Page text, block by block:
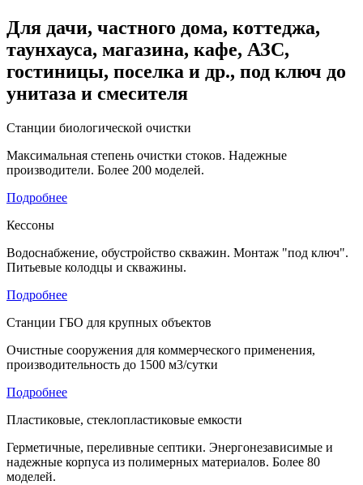
Для дачи, частного дома, коттеджа,
таунхауса, магазина, кафе, АЗС,
гостиницы, поселка и др., под ключ до
унитаза и смесителя
Станции биологической очистки
Максимальная степень очистки стоков. Надежные
производители. Более 200 моделей.
Подробнее
Кессоны
Водоснабжение, обустройство скважин. Монтаж "под ключ".
Питьевые колодцы и скважины.
Подробнее
Станции ГБО для крупных объектов
Очистные сооружения для коммерческого применения,
производительность до 1500 м3/сутки
Подробнее
Пластиковые, стеклопластиковые емкости
Герметичные, переливные септики. Энергонезависимые и
надежные корпуса из полимерных материалов. Более 80
моделей.